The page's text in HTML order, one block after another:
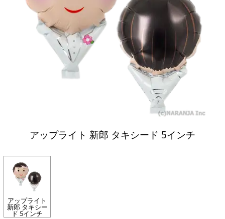
アップライト 新郎 タキシード 5インチ
アップライト
新郎 タキシー
ド 5インチ